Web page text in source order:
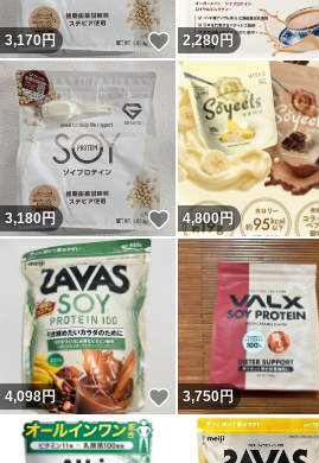
3,170円 いいね！
2,280 円
3,180円 いいね！
4,800円
4,098円 いいね！
3,750円